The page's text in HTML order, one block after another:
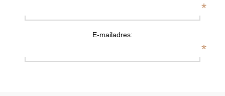
*
E-mailadres:
*